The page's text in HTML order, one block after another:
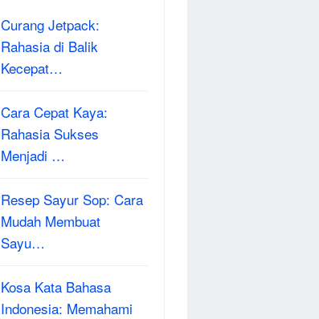
Curang Jetpack:
Rahasia di Balik
Kecepat…
Cara Cepat Kaya:
Rahasia Sukses
Menjadi …
Resep Sayur Sop: Cara
Mudah Membuat
Sayu…
Kosa Kata Bahasa
Indonesia: Memahami